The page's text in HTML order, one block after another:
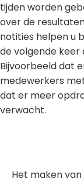
tijden worden
over de
notities helpen u
de volgende
Bijvoorbeeld dat
medewerkers
dat er meer
verwacht.
Het maken